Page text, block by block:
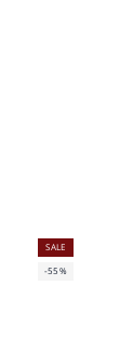
SALE
-55%